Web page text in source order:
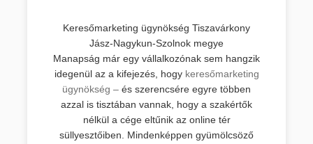
Keresőmarketing ügynökség Tiszavárkony
Jász-Nagykun-Szolnok megye
Manapság már egy vállalkozónak sem hangzik
idegenül az a kifejezés, hogy keresőmarketing
ügynökség – és szerencsére egyre többen
azzal is tisztában vannak, hogy a szakértők
nélkül a cége eltűnik az online tér
süllyesztőiben. Mindenképpen gyümölcsöző